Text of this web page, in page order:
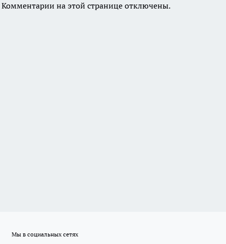
Комментарии на этой странице отключены.
Мы в социальных сетях